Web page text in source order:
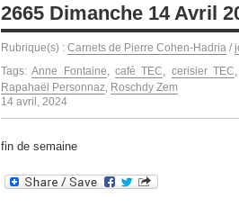
2665 Dimanche 14 Avril
Rubrique(s) : Carnets de Pierre Cohen-Hadria /
Tags:Anne Fontaine ,café TEC cerisier TEC
Rapahaël Personnaz Roschdy Zem
14 avril, 2024
fin de semaine